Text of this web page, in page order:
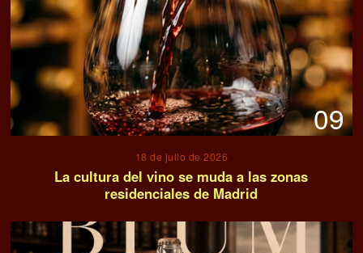
09
18 de julio de 2026
La cultura del vino se muda a las zonas
residenciales de Madrid